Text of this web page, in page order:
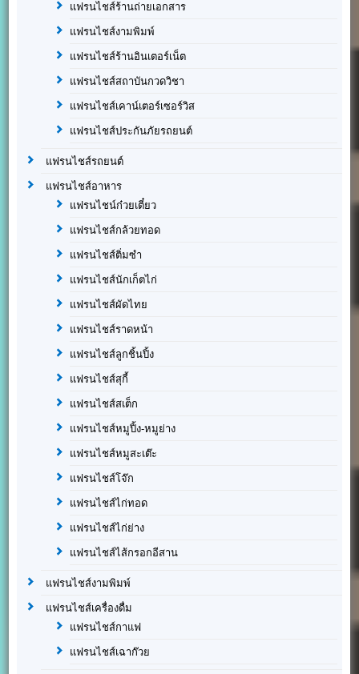
แฟรนไชส์ร้านถ่ายเอกสาร
แฟรนไชส์งามพิมพ์
แฟรนไชส์ร้านอินเตอร์เน็ต
แฟรนไชส์สถาบันกวดวิชา
แฟรนไชส์เคาน์เตอร์เซอร์วิส
แฟรนไชส์ประกันภัยรถยนต์
แฟรนไชส์รถยนต์
แฟรนไชส์อาหาร
แฟรนไชน์ก๋วยเตี๋ยว
แฟรนไชส์กล้วยทอด
แฟรนไชส์ติ่มซำ
แฟรนไชส์นักเก็ตไก่
แฟรนไชส์ผัดไทย
แฟรนไชส์ราดหน้า
แฟรนไชส์ลูกชิ้นปิ้ง
แฟรนไชส์สุกี้
แฟรนไชส์สเต็ก
แฟรนไชส์หมูปิ้ง-หมูย่าง
แฟรนไชส์หมูสะเต๊ะ
แฟรนไชส์โจ๊ก
แฟรนไชส์ไก่ทอด
แฟรนไชส์ไก่ย่าง
แฟรนไชส์ไส้กรอกอีสาน
แฟรนไชส์งามพิมพ์
แฟรนไชส์เครื่องดื่ม
แฟรนไชส์กาแฟ
แฟรนไชส์เฉาก๊วย